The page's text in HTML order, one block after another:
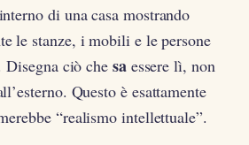
di una casa mostrando
le stanze, i mobili e le persone
Disegna ciò che saessere lì, non
Questo è esattamente
“realismo intellettuale”.